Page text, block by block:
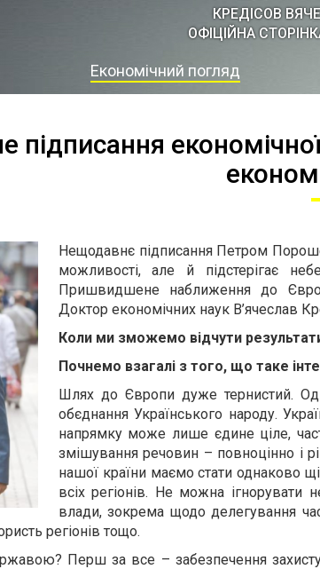
КРЕДІСOВ
ОФІЦІЙНА
Економічний погляд
підписання
Нещодавнє підписання Петром
можливості, але й підстерігає
Пришвидшене наближення до
Доктор економічних наук В’ячеслав
Коли ми зможемо відчути
Почнемо взагалі з того, що таке
Шлях до Європи дуже тернистий.
обєднання Українського народу.
напрямку може лише єдине ціле,
змішування речовин – повноцінно і
нашої країни маємо стати однаково
всіх регіонів. Не можна ігнорувати
влади, зокрема щодо делегування
регіонів тощо.
Перш за все – забезпечення захисту